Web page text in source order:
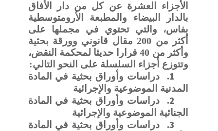
الأجزاء العشرة عن كل من دار الأفاق
بالدار البيضاء والمطبعة الأرومتوسطية
بفاس، والتي تحتوي في مجملها على
أكثر من 200 مقال قانوني وورقة بحثية
وأكثر من 40 قرارا حديثا لمحكمة النقض،
وتتوزع أجزاء السلسلة على النحو التالي:
1.
دراسات وأوراق بحثية في المادة
المدنية الموضوعية والإجرائية
2.
دراسات وأوراق بحثية في المادة
الجنائية الموضوعية والإجرائية
3.
دراسات وأوراق بحثية في المادة